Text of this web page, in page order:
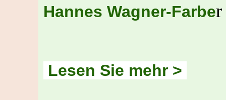
Hannes Wagner-Farber
Lesen Sie mehr >